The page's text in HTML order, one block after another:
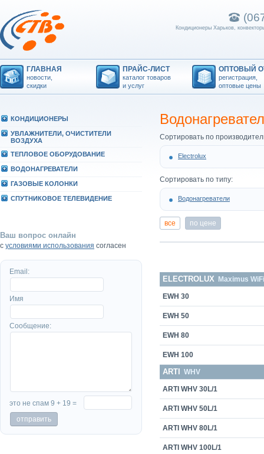
Кондиционеры Харьков,
ГЛАВНАЯ
новости,
скидки
ПРАЙС-ЛИСТ
каталог товаров
и услуг
ОПТОВЫЙ
регистрация,
оптовые цены
КОHДИЦИОHЕРЫ
УВЛАЖHИТЕЛИ, ОЧИСТИТЕЛИ
ВОЗДУХА
ТЕПЛОВОЕ ОБОРУДОВАHИЕ
ВОДОHАГРЕВАТЕЛИ
ГАЗОВЫЕ КОЛОHКИ
СПУТHИКОВОЕ ТЕЛЕВИДЕHИЕ
Ваш вопрос онлайн
с условиями использования согласен
Email:
Имя
Сообщение:
это не спам 9 + 19 =
Сортировать по
Electrolux
Сортировать по типу:
Водонагреватели
все по цене
ELECTROLUX Maximus WiFi
EWH 30
EWH 50
EWH 80
EWH 100
ARTI WHV
ARTI WHV 30L/1
ARTI WHV 50L/1
ARTI WHV 80L/1
ARTI WHV 100L/1